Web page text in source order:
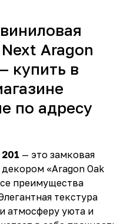
Aragon
купить в
по адресу
— это замковая
«Aragon Oak
преимущества
текстура
атмосферу уюта и